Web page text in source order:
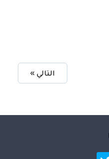
التالي »